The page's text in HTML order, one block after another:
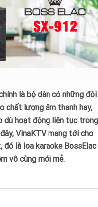
là bộ dàn có những đôi
chất lượng âm thanh hay,
dù hoạt động liên tục trong
VinaKTV mang tới cho
là loa karaoke BossElac
vô cùng mới mẻ.